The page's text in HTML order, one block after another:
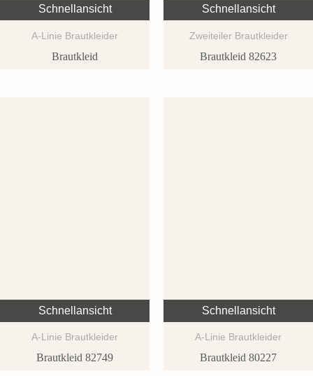
Schnellansicht
A-Linie Brautkleider
Brautkleid
Schnellansicht
Zweiteiler Brautkleider
Brautkleid 82623
Schnellansicht
A-Linie Brautkleider
Brautkleid 82749
Schnellansicht
A-Linie Brautkleider
Brautkleid 80227